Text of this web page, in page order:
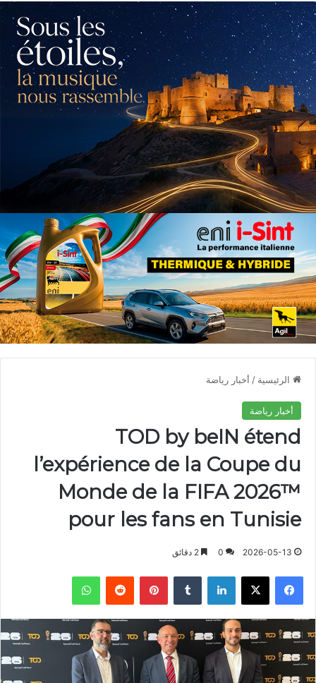
الرئيسية / أخبار رياضة
أخبار رياضة
TOD by beIN étend
l’expérience de la Coupe du
Monde de la FIFA 2026™
pour les fans en Tunisie
2026-05-13
0
فيسبوك X لينكدإن بينتيريست واتساب